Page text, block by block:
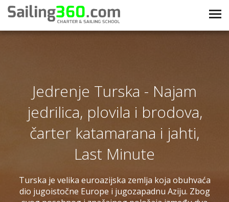
Jedrenje Turska - Najam
jedrilica, plovila i brodova,
čarter katamarana i jahti,
Last Minute
Turska je velika euroazijska zemlja koja obuhvaća
dio jugoistočne Europe i jugozapadnu Aziju. Zbog